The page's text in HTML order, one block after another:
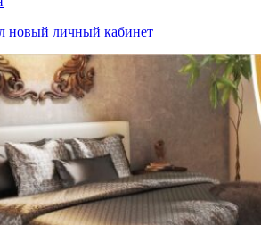
новый личный кабинет